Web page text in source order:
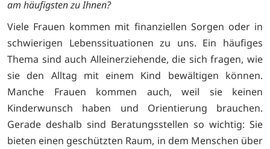
am häufigsten zu Ihnen?
Viele Frauen kommen mit finanziellen Sorgen oder in
schwierigen Lebenssituationen zu uns. Ein häufiges
Thema sind auch Alleinerziehende, die sich fragen, wie
sie den Alltag mit einem Kind bewältigen können.
Manche Frauen kommen auch, weil sie keinen
Kinderwunsch haben und Orientierung brauchen.
Gerade deshalb sind Beratungsstellen so wichtig: Sie
bieten einen geschützten Raum, in dem Menschen über